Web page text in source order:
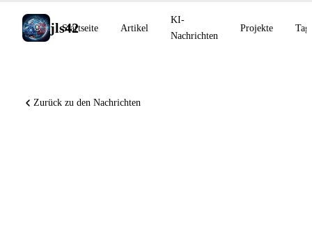
jls42
Startseite Artikel
KI-
Nachrichten
Projekte
Zurück zu den Nachrichten